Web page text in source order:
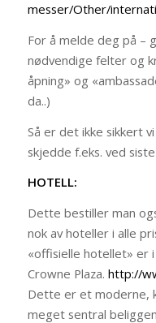
messer/Other/
For å melde deg på –
nødvendige felter og
åpning» og
da..)
Så er det ikke sikkert
skjedde f.eks. ved
HOTELL:
Dette bestiller man
nok av hoteller i alle
«offisielle hotellet» er
Crowne Plaza. http://
Dette er et moderne,
meget sentral